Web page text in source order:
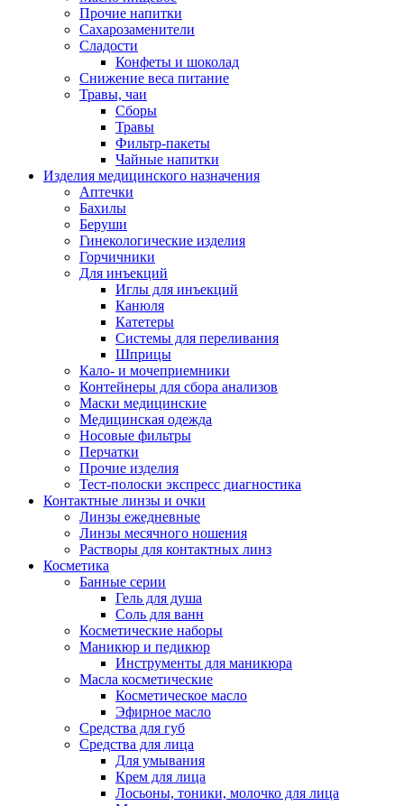
Прочие напитки
Сахарозаменители
Сладости
Конфеты и шоколад
Снижение веса питание
Травы, чаи
Сборы
Травы
Фильтр-пакеты
Чайные напитки
Изделия медицинского назначения
Аптечки
Бахилы
Беруши
Гинекологические изделия
Горчичники
Для инъекций
Иглы для инъекций
Канюля
Катетеры
Системы для переливания
Шприцы
Кало- и мочеприемники
Контейнеры для сбора анализов
Маски медицинские
Медицинская одежда
Носовые фильтры
Перчатки
Прочие изделия
Тест-полоски экспресс диагностика
Контактные линзы и очки
Линзы ежедневные
Линзы месячного ношения
Растворы для контактных линз
Косметика
Банные серии
Гель для душа
Соль для ванн
Косметические наборы
Маникюр и педикюр
Инструменты для маникюра
Масла косметические
Косметическое масло
Эфирное масло
Средства для губ
Средства для лица
Для умывания
Крем для лица
Лосьоны, тоники, молочко для лица